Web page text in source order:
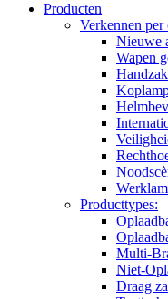
Producten
Verkennen per
Nieuwe
Wapen
Producttypes:
Multi-
Niet-
Draag